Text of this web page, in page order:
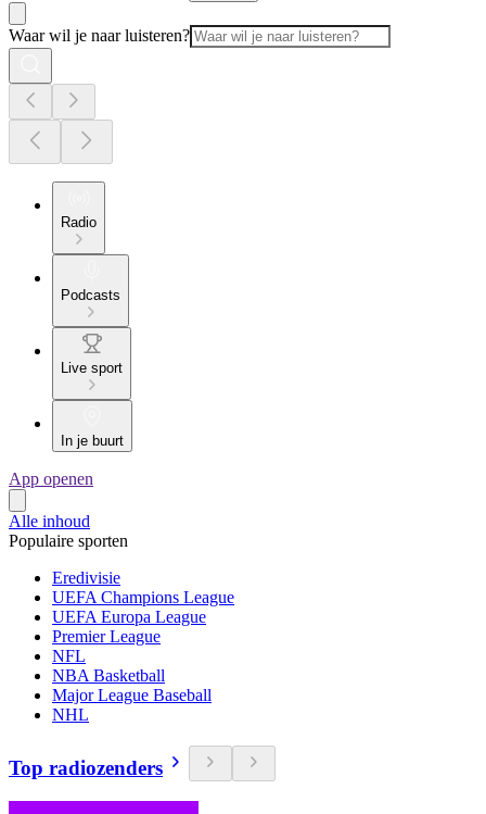
Waar wil je naar luisteren?
Radio
Podcasts
Live sport
In je buurt
App openen
Alle inhoud
Populaire sporten
Eredivisie
UEFA Champions League
UEFA Europa League
Premier League
NFL
NBA Basketball
Major League Baseball
NHL
Top radiozenders